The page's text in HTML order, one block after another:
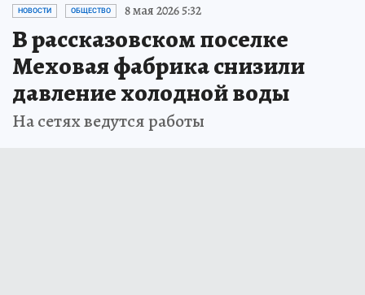
НОВОСТИ ОБЩЕСТВО 8 мая 2026 5:32
В рассказовском поселке
Меховая фабрика снизили
давление холодной воды
На сетях ведутся работы